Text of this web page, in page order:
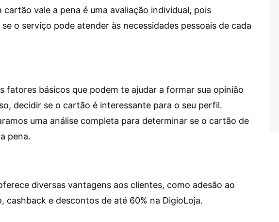
cartão vale a pena é uma avaliação individual, pois
o serviço pode atender às necessidades pessoais de cada
fatores básicos que podem te ajudar a formar sua opinião
decidir se o cartão é interessante para o seu perfil.
uma análise completa para determinar se o cartão de
pena.
diversas vantagens aos clientes, como adesão ao
cashback e descontos de até 60% na DigioLoja.